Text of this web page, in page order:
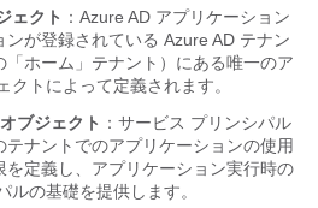
ェクト ：Azure AD アプリケーション
が登録されている Azure AD テナン
「ホーム」テナント）にある唯一のア
クトによって定義されます。
ブジェクト ：サービス プリンシパル
ナントでのアプリケーションの使用
を定義し、アプリケーション実行時の
ルの基礎を提供します。